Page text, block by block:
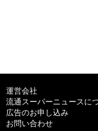
運営会社
流通スーパーニュースに
広告のお申し込み
お問い合わせ